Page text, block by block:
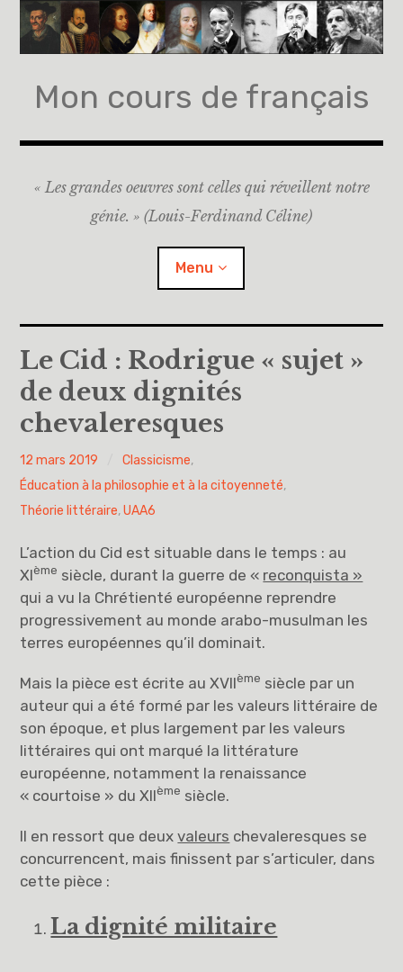
Accéder
contenu
Mon cours de français
« Les grandes oeuvres sont celles qui réveillent notre
génie. » (Louis-Ferdinand Céline)
Menu
Accueil
A propos
Vous avez dit UAA ?
UAA0
UAA2
UAA3
UAA4
UAA5
UAA6
Éducation à la philosophie et à la citoyenneté
Le Cid : Rodrigue « sujet »
de deux dignités
chevaleresques
PYH
12 mars 2019 Classicisme,
Éducation à la philosophie et à la citoyenneté,
Théorie littéraire,UAA6
L’action du Cid est situable dans le temps : au
XIème siècle, durant la guerre de « reconquista »
qui a vu la Chrétienté européenne reprendre
progressivement au monde arabo-musulman les
terres européennes qu’il dominait.
Mais la pièce est écrite au XVIIème siècle par un
auteur qui a été formé par les valeurs littéraire de
son époque, et plus largement par les valeurs
littéraires qui ont marqué la littérature
européenne, notamment la renaissance
« courtoise » du XIIème siècle.
Il en ressort que deuxvaleurs chevaleresques se
concurrencent, mais finissent par s’articuler, dans
cette pièce :
La dignité militaire